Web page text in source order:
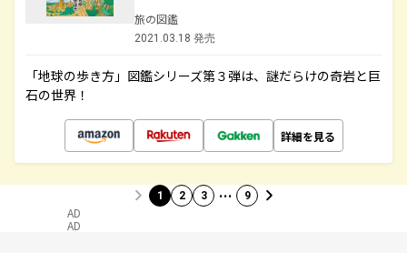
旅の図鑑
2021.03.18 発売
「地球の歩き方」図鑑シリーズ第３弾は、謎だらけの奇岩と巨
石の世界！
詳細を見る
1 2 3 … 9
AD
AD